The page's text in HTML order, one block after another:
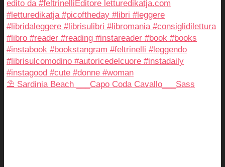
⛱️ Sardinia Beach ___Capo Coda Cavallo___Sass